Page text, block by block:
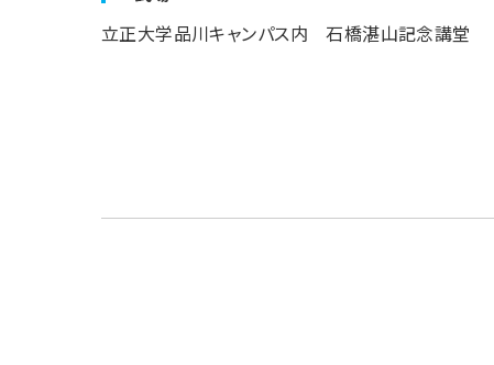
立正大学品川キャンパス内 石橋湛山記念講堂